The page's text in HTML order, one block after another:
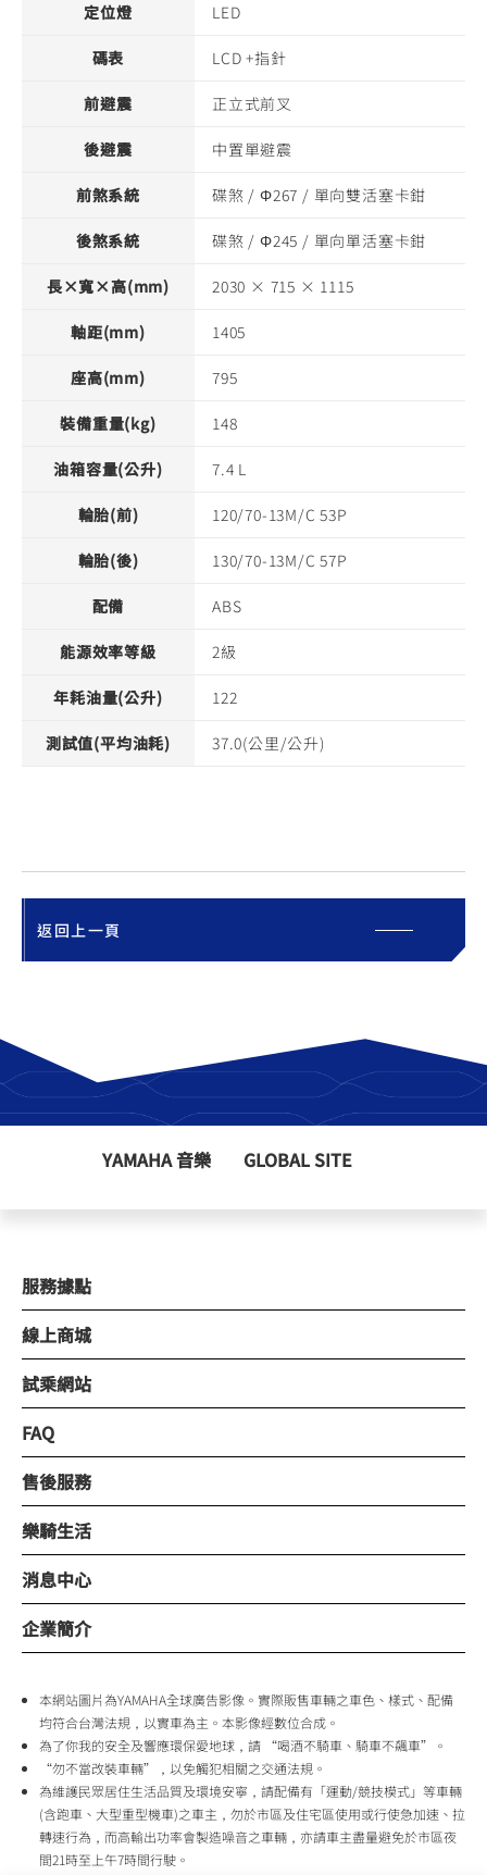
定位燈 LED
碼表 LCD +指針
前避震 正立式前叉
後避震 中置單避震
前煞系統 碟煞 / Φ267 / 單向雙活塞卡鉗
後煞系統 碟煞 / Φ245 / 單向單活塞卡鉗
長×寬×高(mm) 2030 × 715 × 1115
軸距(mm) 1405
座高(mm) 795
裝備重量(kg) 148
油箱容量(公升) 7.4 L
輪胎(前) 120/70-13M/C 53P
輪胎(後) 130/70-13M/C 57P
配備 ABS
能源效率等級 2級
年耗油量(公升) 122
測試值(平均油耗) 37.0(公里/公升)
返回上一頁
YAMAHA 音樂 GLOBAL SITE
服務據點
線上商城
試乘網站
FAQ
售後服務
樂騎生活
消息中心
企業簡介
本網站圖片為YAMAHA全球廣告影像。實際販售車輛之車色、樣式、配備
均符合台灣法規，以實車為主。本影像經數位合成。
為了你我的安全及響應環保愛地球，請 “喝酒不騎車、騎車不飆車”。
“勿不當改裝車輛”，以免觸犯相關之交通法規。
為維護民眾居住生活品質及環境安寧，請配備有「運動/競技模式」等車輛
(含跑車、大型重型機車)之車主，勿於市區及住宅區使用或行使急加速、拉
轉速行為，而高輸出功率會製造噪音之車輛，亦請車主盡量避免於市區夜
間21時至上午7時間行駛。